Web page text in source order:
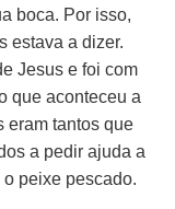
boca. Por isso,
estava a dizer.
Jesus e foi com
que aconteceu a
eram tantos que
a pedir ajuda a
peixe pescado.